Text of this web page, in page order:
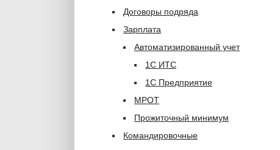
Договоры подряда
Зарплата
Автоматизированный учет
1С ИТС
1С Предприятие
МРОТ
Прожиточный минимум
Командировочные